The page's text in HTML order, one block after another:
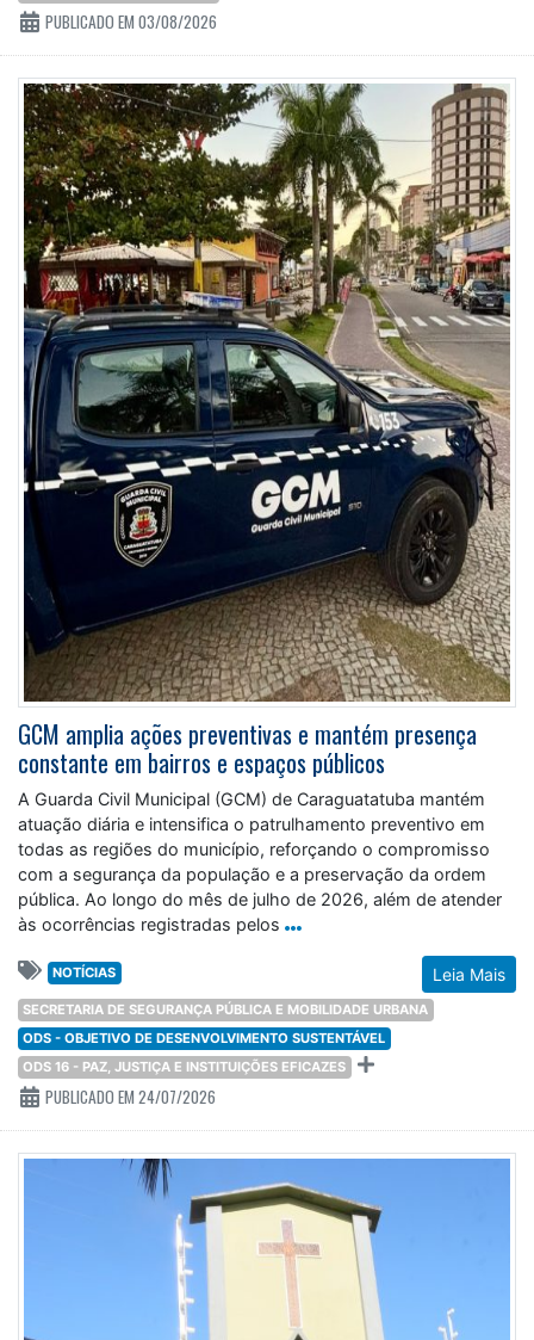
PUBLICADO EM 03/08/2026
GCM amplia ações preventivas e mantém presença
constante em bairros e espaços públicos
A Guarda Civil Municipal (GCM) de Caraguatatuba mantém
atuação diária e intensifica o patrulhamento preventivo em
todas as regiões do município, reforçando o compromisso
com a segurança da população e a preservação da ordem
pública. Ao longo do mês de julho de 2026, além de atender
às ocorrências registradas pelos
Leia Mais
NOTÍCIAS
SECRETARIA DE SEGURANÇA PÚBLICA E MOBILIDADE URBANA
ODS - OBJETIVO DE DESENVOLVIMENTO SUSTENTÁVEL
ODS 16 - PAZ, JUSTIÇA E INSTITUIÇÕES EFICAZES
PUBLICADO EM 24/07/2026